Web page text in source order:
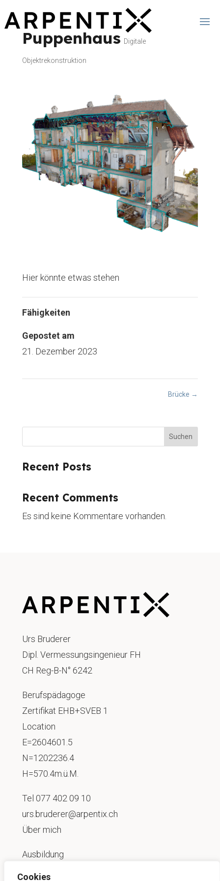
Cookies
Puppenhaus Digitale
Objektrekonstruktion
Hier könnte etwas stehen
Fähigkeiten
Gepostet am
21. Dezember 2023
Brücke →
Suchen
Recent Posts
Recent Comments
Es sind keine Kommentare vorhanden.
Urs Bruderer
Dipl. Vermessungsingenieur FH
CH Reg-B-N° 6242
Berufspädagoge
Zertifikat EHB+SVEB 1
Location
E=2604601.5
N=1202236.4
H=570.4m.ü.M.
Tel 077 402 09 10
urs.bruderer@arpentix.ch
Über mich
Ausbildung
Beratung